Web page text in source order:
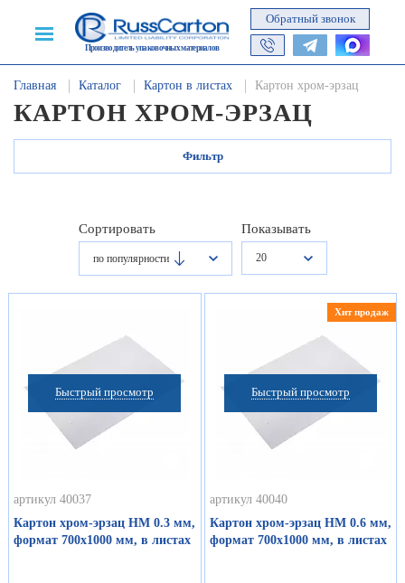
Производитель упаковочных материалов
Обратный звонок
Главная Каталог Картон в листах Картон хром-эрзац
КАРТОН ХРОМ-ЭРЗАЦ
Фильтр
Сортировать
по популярности
Показывать
20
Быстрый просмотр
артикул 40037
Картон хром-эрзац НМ 0.3 мм,
формат 700х1000 мм, в листах
Быстрый просмотр
Хит продаж
артикул 40040
Картон хром-эрзац НМ 0.6 мм,
формат 700х1000 мм, в листах